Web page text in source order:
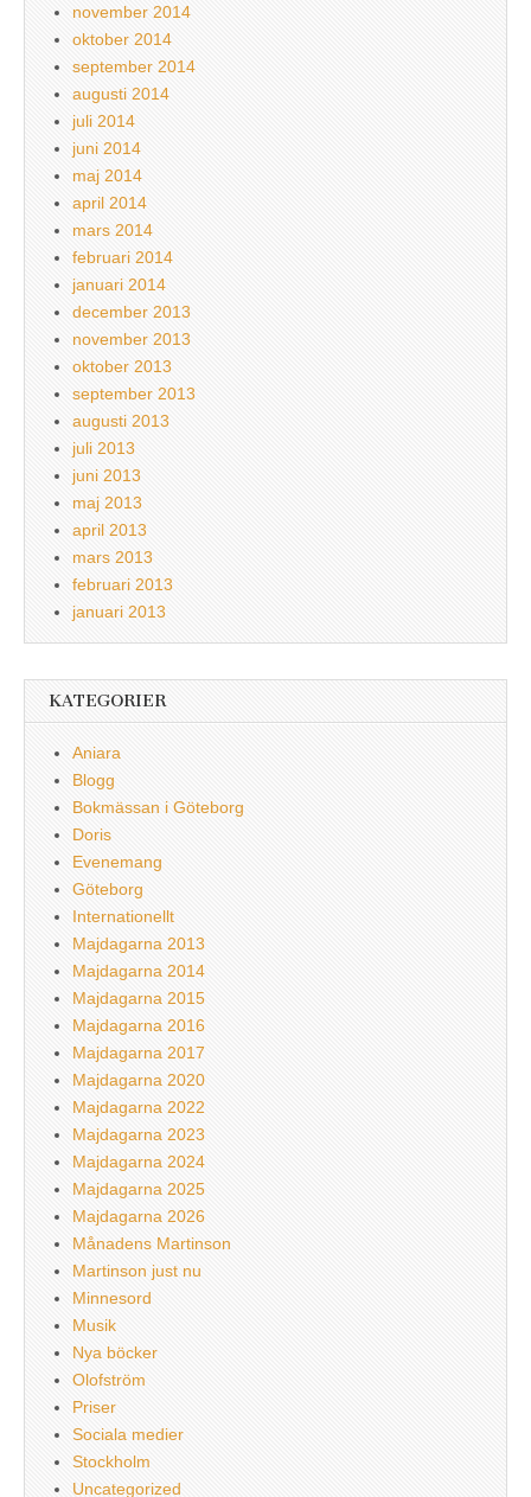
november 2014
oktober 2014
september 2014
augusti 2014
juli 2014
juni 2014
maj 2014
april 2014
mars 2014
februari 2014
januari 2014
december 2013
november 2013
oktober 2013
september 2013
augusti 2013
juli 2013
juni 2013
maj 2013
april 2013
mars 2013
februari 2013
januari 2013
KATEGORIER
Aniara
Blogg
Bokmässan i Göteborg
Doris
Evenemang
Göteborg
Internationellt
Majdagarna 2013
Majdagarna 2014
Majdagarna 2015
Majdagarna 2016
Majdagarna 2017
Majdagarna 2020
Majdagarna 2022
Majdagarna 2023
Majdagarna 2024
Majdagarna 2025
Majdagarna 2026
Månadens Martinson
Martinson just nu
Minnesord
Musik
Nya böcker
Olofström
Priser
Sociala medier
Stockholm
Uncategorized